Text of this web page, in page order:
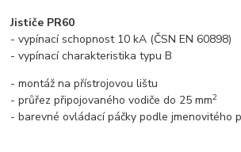
Jističe PR60
- vypínací schopnost 10 kA (ČSN EN 60898)
- vypínací charakteristika typu B
- montáž na přístrojovou lištu
- průřez připojovaného vodiče do 25 mm2
- barevné ovládací páčky podle jmenovitého